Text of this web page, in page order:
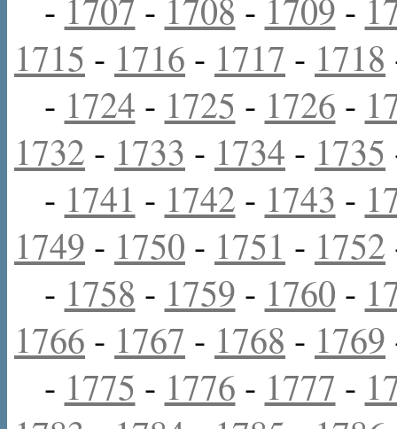
- 1707 - 1708 - 1709 -
1715 - 1716 - 1717 - 1718
- 1724 - 1725 - 1726 -
1732 - 1733 - 1734 - 1735
- 1741 - 1742 - 1743 -
1749 - 1750 - 1751 - 1752
- 1758 - 1759 - 1760 -
1766 - 1767 - 1768 - 1769
- 1775 - 1776 - 1777 -